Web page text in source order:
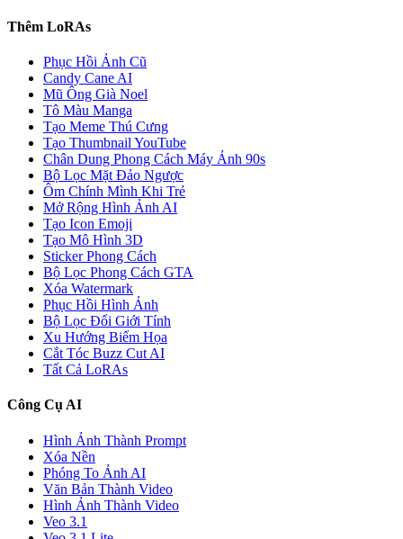
Thêm LoRAs
Phục Hồi Ảnh Cũ
Candy Cane AI
Mũ Ông Già Noel
Tô Màu Manga
Tạo Meme Thú Cưng
Tạo Thumbnail YouTube
Chân Dung Phong Cách Máy Ảnh 90s
Bộ Lọc Mặt Đảo Ngược
Ôm Chính Mình Khi Trẻ
Mở Rộng Hình Ảnh AI
Tạo Icon Emoji
Tạo Mô Hình 3D
Sticker Phong Cách
Bộ Lọc Phong Cách GTA
Xóa Watermark
Phục Hồi Hình Ảnh
Bộ Lọc Đổi Giới Tính
Xu Hướng Biếm Họa
Cắt Tóc Buzz Cut AI
Tất Cả LoRAs
Công Cụ AI
Hình Ảnh Thành Prompt
Xóa Nền
Phóng To Ảnh AI
Văn Bản Thành Video
Hình Ảnh Thành Video
Veo 3.1